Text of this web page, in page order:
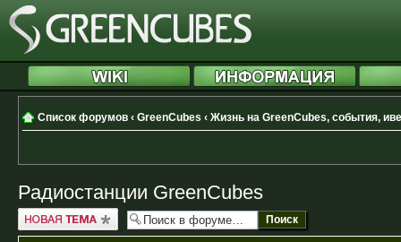
Список форумов ‹ GreenCubes ‹ Жизнь на GreenCubes, события,
Радиостанции GreenCubes
Новая тема